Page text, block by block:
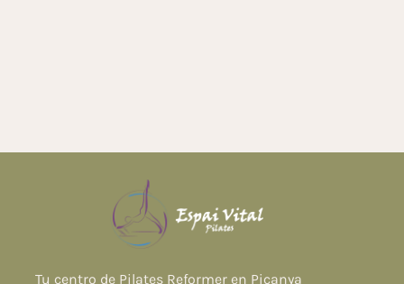
Tu centro de Pilates Reformer en Picanya